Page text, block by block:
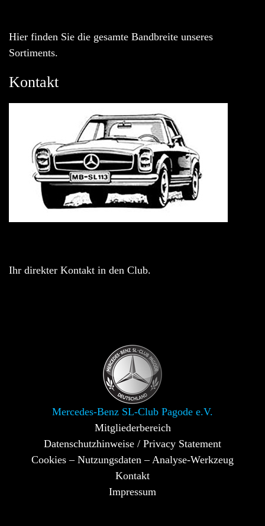
Hier finden Sie die gesamte Bandbreite unseres
Sortiments.
Kontakt
Ihr direkter Kontakt in den Club.
Mercedes-Benz SL-Club Pagode e.V.
Mitgliederbereich
Datenschutzhinweise / Privacy Statement
Cookies – Nutzungsdaten – Analyse-Werkzeug
Kontakt
Impressum